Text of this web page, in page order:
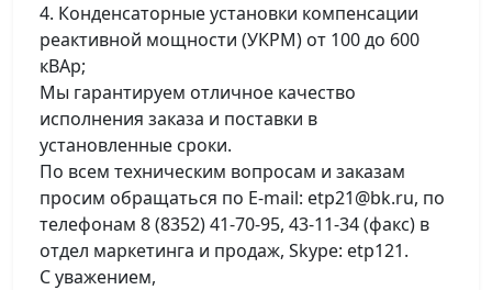
4. Конденсаторные установки компенсации
реактивной мощности (УКРМ) от 100 до 600
кВАр;
Мы гарантируем отличное качество
исполнения заказа и поставки в
установленные сроки.
По всем техническим вопросам и заказам
просим обращаться по E-mail: etp21@bk.ru, по
телефонам 8 (8352) 41-70-95, 43-11-34 (факс) в
отдел маркетинга и продаж, Skype: etp121.
С уважением,